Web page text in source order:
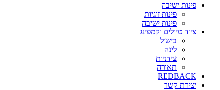
פינות ישיבה
פינות זוגיות
פינות ישיבה
ציוד טיולים וקמפינג
בישול
לינה
צידניות
תאורה
REDBACK
יצירת קשר